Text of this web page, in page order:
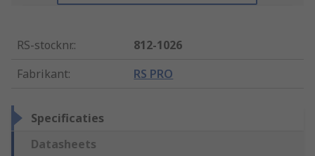
RS-stocknr.:
812-1026
Fabrikant: RS PRO
Specificaties
Datasheets